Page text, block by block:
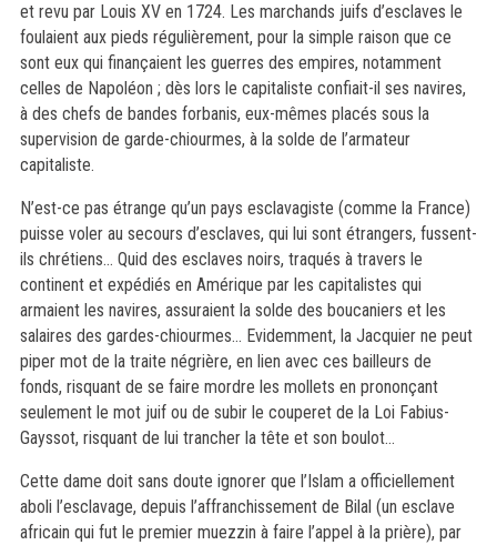
et revu par Louis XV en 1724. Les marchands juifs d’esclaves le
foulaient aux pieds régulièrement, pour la simple raison que ce
sont eux qui finançaient les guerres des empires, notamment
celles de Napoléon ; dès lors le capitaliste confiait-il ses navires,
à des chefs de bandes forbanis, eux-mêmes placés sous la
supervision de garde-chiourmes, à la solde de l’armateur
capitaliste.
N’est-ce pas étrange qu’un pays esclavagiste (comme la France)
puisse voler au secours d’esclaves, qui lui sont étrangers, fussent-
ils chrétiens… Quid des esclaves noirs, traqués à travers le
continent et expédiés en Amérique par les capitalistes qui
armaient les navires, assuraient la solde des boucaniers et les
salaires des gardes-chiourmes… Evidemment, la Jacquier ne peut
piper mot de la traite négrière, en lien avec ces bailleurs de
fonds, risquant de se faire mordre les mollets en prononçant
seulement le mot juif ou de subir le couperet de la Loi Fabius-
Gayssot, risquant de lui trancher la tête et son boulot…
Cette dame doit sans doute ignorer que l’Islam a officiellement
aboli l’esclavage, depuis l’affranchissement de Bilal (un esclave
africain qui fut le premier muezzin à faire l’appel à la prière), par